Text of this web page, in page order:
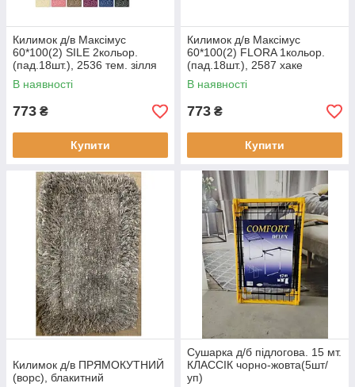
Килимок д/в Максімус
60*100(2) SILE 2кольор.
(пад.18шт.), 2536 тем. зілля
В наявності
773 ₴
Купити
Килимок д/в Максімус
60*100(2) FLORA 1кольор.
(пад.18шт.), 2587 хаке
В наявності
773 ₴
Купити
Килимок д/в ПРЯМОКУТНИЙ
(ворс), блакитний
Сушарка д/б підлогова. 15 мт.
КЛАССІК чорно-жовта(5шт/
уп)